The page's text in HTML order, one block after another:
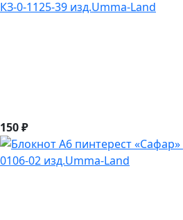
КЗ-0-1125-39 изд.Umma-Land
150 ₽